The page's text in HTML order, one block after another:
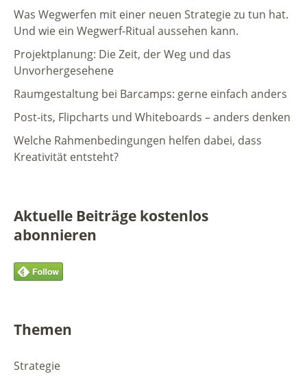
Was Wegwerfen mit einer neuen Strategie zu tun hat.
Und wie ein Wegwerf-Ritual aussehen kann.
Projektplanung: Die Zeit, der Weg und das
Unvorhergesehene
Raumgestaltung bei Barcamps: gerne einfach anders
Post-its, Flipcharts und Whiteboards – anders denken
Welche Rahmenbedingungen helfen dabei, dass
Kreativität entsteht?
Aktuelle Beiträge kostenlos
abonnieren
Themen
Strategie